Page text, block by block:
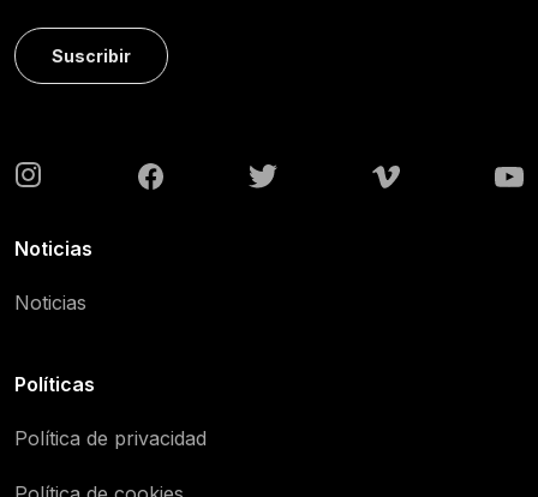
Suscribir
Noticias
Noticias
Políticas
Política de privacidad